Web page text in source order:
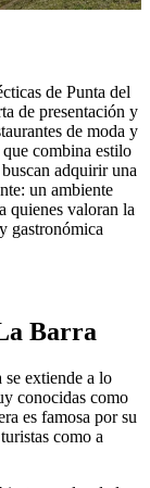
de Punta del
de presentación y
de moda y
combina estilo
adquirir una
un ambiente
quienes valoran la
gastronómica
Barra
extiende a lo
conocidas como
es famosa por su
como a